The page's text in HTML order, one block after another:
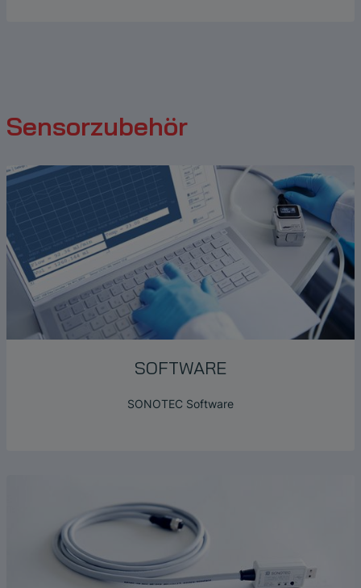
Sensorzubehör
SOFTWARE
SONOTEC Software